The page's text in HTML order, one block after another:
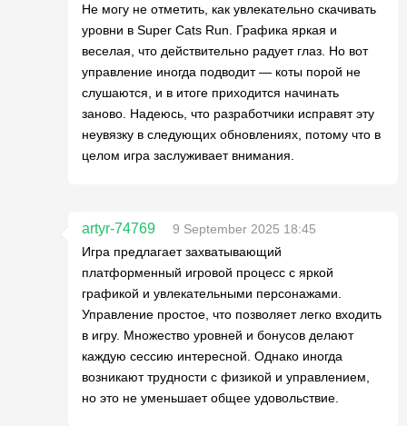
Не могу не отметить, как увлекательно скачивать
уровни в Super Cats Run. Графика яркая и
веселая, что действительно радует глаз. Но вот
управление иногда подводит — коты порой не
слушаются, и в итоге приходится начинать
заново. Надеюсь, что разработчики исправят эту
неувязку в следующих обновлениях, потому что в
целом игра заслуживает внимания.
artyr-74769
9 September 2025 18:45
Игра предлагает захватывающий
платформенный игровой процесс с яркой
графикой и увлекательными персонажами.
Управление простое, что позволяет легко входить
в игру. Множество уровней и бонусов делают
каждую сессию интересной. Однако иногда
возникают трудности с физикой и управлением,
но это не уменьшает общее удовольствие.